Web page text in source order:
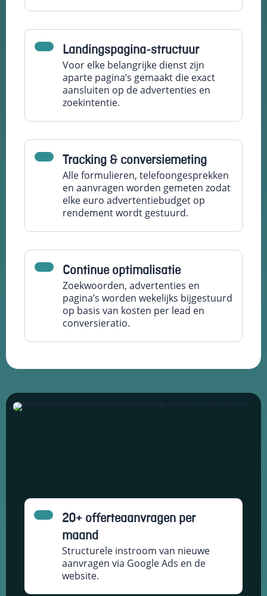
Landingspagina-structuur
Voor elke belangrijke dienst zijn
aparte pagina’s gemaakt die exact
aansluiten op de advertenties en
zoekintentie.
Tracking & conversiemeting
Alle formulieren, telefoongesprekken
en aanvragen worden gemeten zodat
elke euro advertentiebudget op
rendement wordt gestuurd.
Continue optimalisatie
Zoekwoorden, advertenties en
pagina’s worden wekelijks bijgestuurd
op basis van kosten per lead en
conversieratio.
20+ offerteaanvragen per
maand
Structurele instroom van nieuwe
aanvragen via Google Ads en de
website.